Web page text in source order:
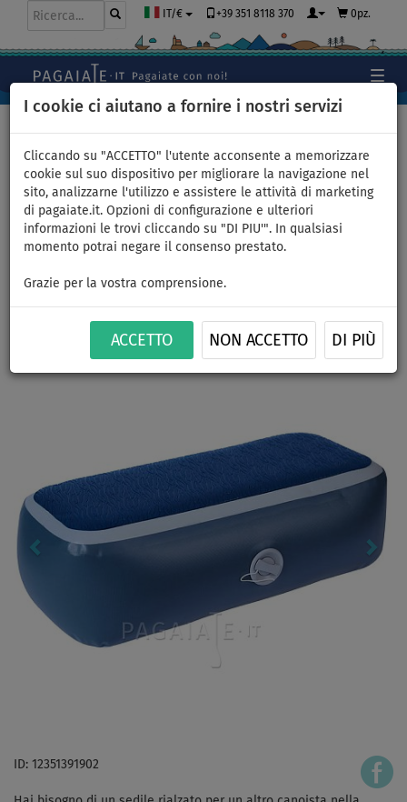
I cookie ci aiutano a fornire i nostri servizi
Cliccando su "ACCETTO" l'utente acconsente a memorizzare
cookie sul suo dispositivo per migliorare la navigazione nel
sito, analizzarne l'utilizzo e assistere le attività di marketing
di pagaiate.it. Opzioni di configurazione e ulteriori
informazioni le trovi cliccando su "DI PIU'". In qualsiasi
momento potrai negare il consenso prestato.
Grazie per la vostra comprensione.
ACCETTO NON ACCETTO DI PIÙ
IT/€ +39 351 8118 370 0pz.
Sedile gonfiabile AQUA
MARINA per canoa Air C
centrale GREY
Next
ID: 12351391902